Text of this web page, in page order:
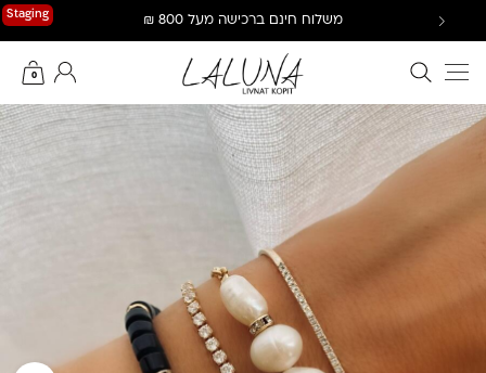
Staging משלוח חינם ברכישה מעל 800 ₪
חיפוש באתר
0
החשבון שלי